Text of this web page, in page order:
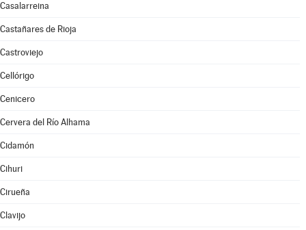
Casalarreina
Castañares de Rioja
Castroviejo
Cellórigo
Cenicero
Cervera del Río Alhama
Cidamón
Cihuri
Cirueña
Clavijo